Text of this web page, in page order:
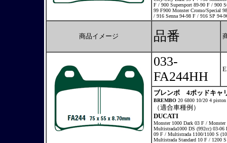
F / 900 Supersport 89-90 F / 900
99 F900 Monster Cromo/Special
/ 916 Senna 94-98 F / 916 SP 94-
商品イメージ 品番
033-
FA244HH
ブレンボ 4ポッドキャ
BREMBO 20 6800 10/20 4
（適合車種例）
DUCATI
Monster 1000 Dark 03 F /
Multistrada1000 DS (992cc) 03-
09 F / Multistrada 1100/1100 S
Multistrada Standard 10 F / 1200